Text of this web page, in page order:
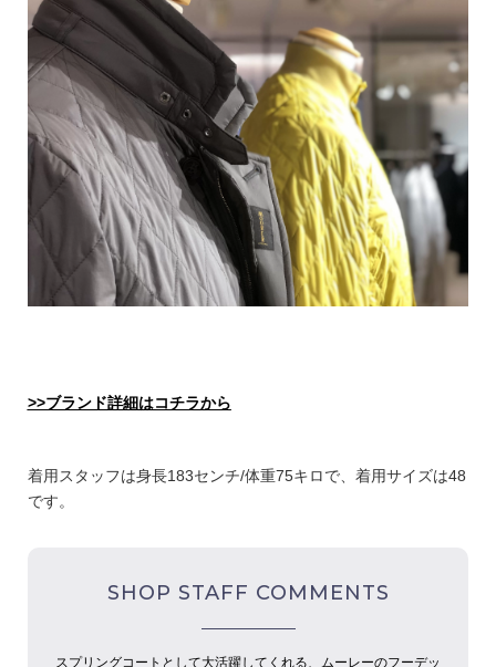
>>ブランド詳細はコチラから
着用スタッフは身長183センチ/体重75キロで、着用サイズは48
です。
SHOP STAFF COMMENTS
スプリングコートとして大活躍してくれる、ムーレーのフーデッ